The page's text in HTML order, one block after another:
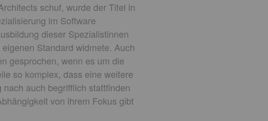
schuf, wurde der Titel in
im Software
dieser Spezialistinnen
Standard widmete. Auch
gesprochen, wenn es um die
so komplex, dass eine weitere
auch begrifflich stattfinden
von ihrem Fokus gibt